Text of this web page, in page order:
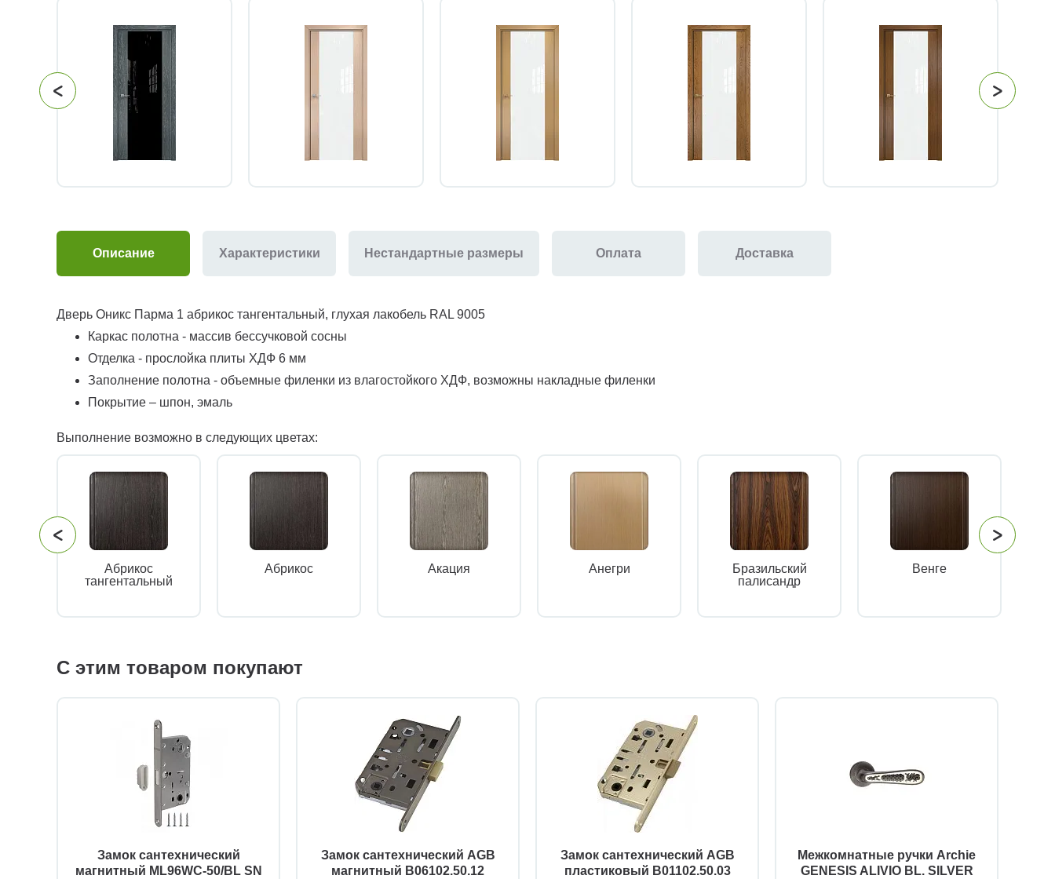
Описание Характеристики Нестандартные размеры Оплата Доставка
Дверь Оникс Парма 1 абрикос тангентальный, глухая лакобель RAL 9005
Каркас полотна - массив бессучковой сосны
Отделка - прослойка плиты ХДФ 6 мм
Заполнение полотна - объемные филенки из влагостойкого ХДФ, возможны накладные филенки
Покрытие – шпон, эмаль
Выполнение возможно в следующих цветах:
Абрикос
тангентальный
Абрикос Акация Анегри
Бразильский
палисандр
Венге
С этим товаром покупают
Замок сантехнический
магнитный ML96WC-50/BL SN
Замок сантехнический AGB
магнитный B06102.50.12
Замок сантехнический AGB
пластиковый B01102.50.03
Межкомнатные ручки Archie
GENESIS ALIVIO BL. SILVER